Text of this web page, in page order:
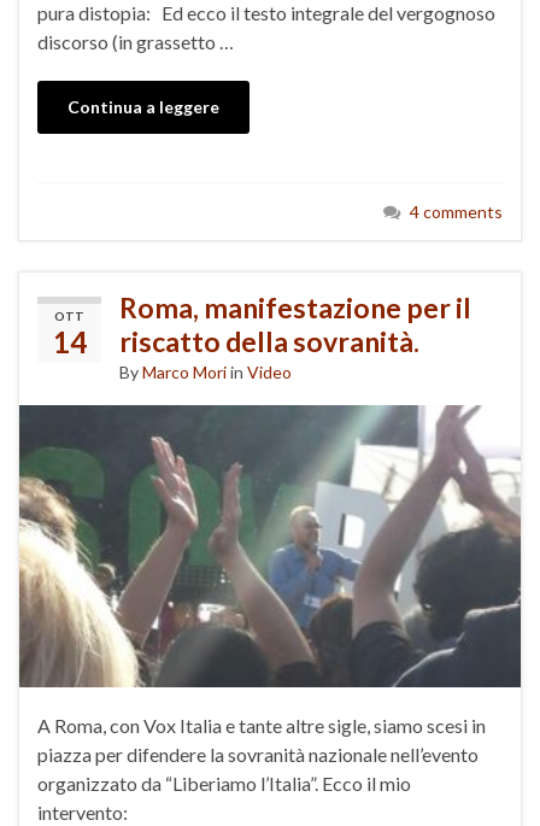
pura distopia: Ed ecco il testo integrale del vergognoso
discorso (in grassetto …
Continua a leggere
4 comments
OTT
14
Roma, manifestazione per il
riscatto della sovranità.
ByMarco Moriin Video
A Roma, con Vox Italia e tante altre sigle, siamo scesi in
piazza per difendere la sovranità nazionale nell’evento
organizzato da “Liberiamo l’Italia”. Ecco il mio
intervento: